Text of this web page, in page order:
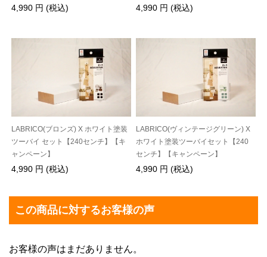
4,990 円 (税込)
ーン】
4,990 円 (税込)
LABRICO(ブロンズ) X ホワイト塗装
ツーバイ セット【240センチ】【キ
ャンペーン】
4,990 円 (税込)
LABRICO(ヴィンテージグリーン) X
ホワイト塗装ツーバイセット【240
センチ】【キャンペーン】
4,990 円 (税込)
この商品に対するお客様の声
お客様の声はまだありません。